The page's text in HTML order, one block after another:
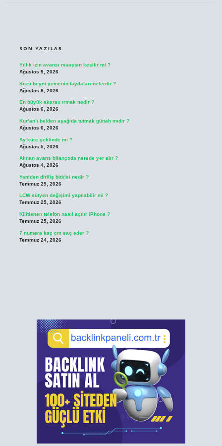
SON YAZILAR
Yıllık izin avansı maaştan kesilir mi ?
Ağustos 9, 2026
Kuzu beyni yemenin faydaları nelerdir ?
Ağustos 8, 2026
En büyük akarsu ırmak nedir ?
Ağustos 6, 2026
Kur’an’ı belden aşağıda tutmak günah mıdır ?
Ağustos 6, 2026
Ay küre şeklinde mi ?
Ağustos 5, 2026
Alınan avans bilançoda nerede yer alır ?
Ağustos 4, 2026
Yeniden diriliş bitkisi nedir ?
Temmuz 29, 2026
LCW sütyen değişimi yapılabilir mi ?
Temmuz 25, 2026
Kilitlenen telefon nasıl açılır iPhone ?
Temmuz 25, 2026
7 numara kaç cm saç eder ?
Temmuz 24, 2026